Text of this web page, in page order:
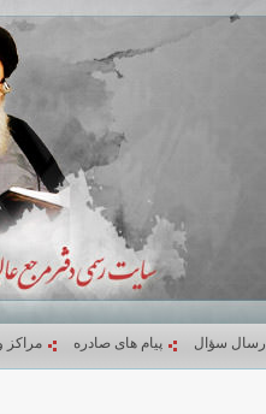
ارسال سؤال پیام های صادره